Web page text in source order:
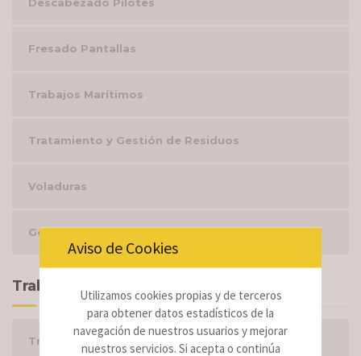
Fresado Pantallas
Trabajos Marítimos
Tratamiento y Gestión de Residuos
Voladuras
Gestión Integral del Amianto
Trabajos
Trabajos por tipología
Aviso de Cookies
Utilizamos cookies propias y de terceros
para obtener datos estadísticos de la
navegación de nuestros usuarios y mejorar
nuestros servicios. Si acepta o continúa